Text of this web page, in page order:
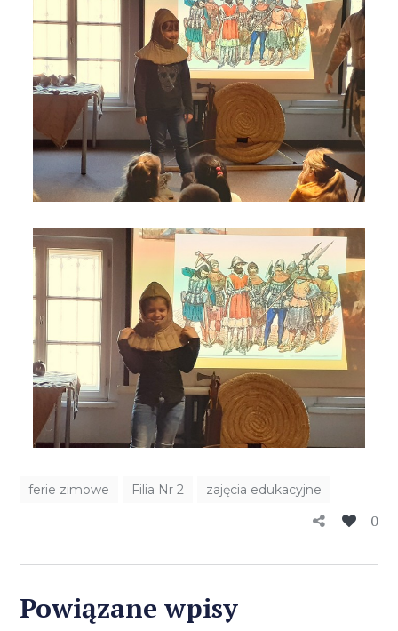
ferie zimowe Filia Nr 2 zajęcia edukacyjne
0
Powiązane wpisy